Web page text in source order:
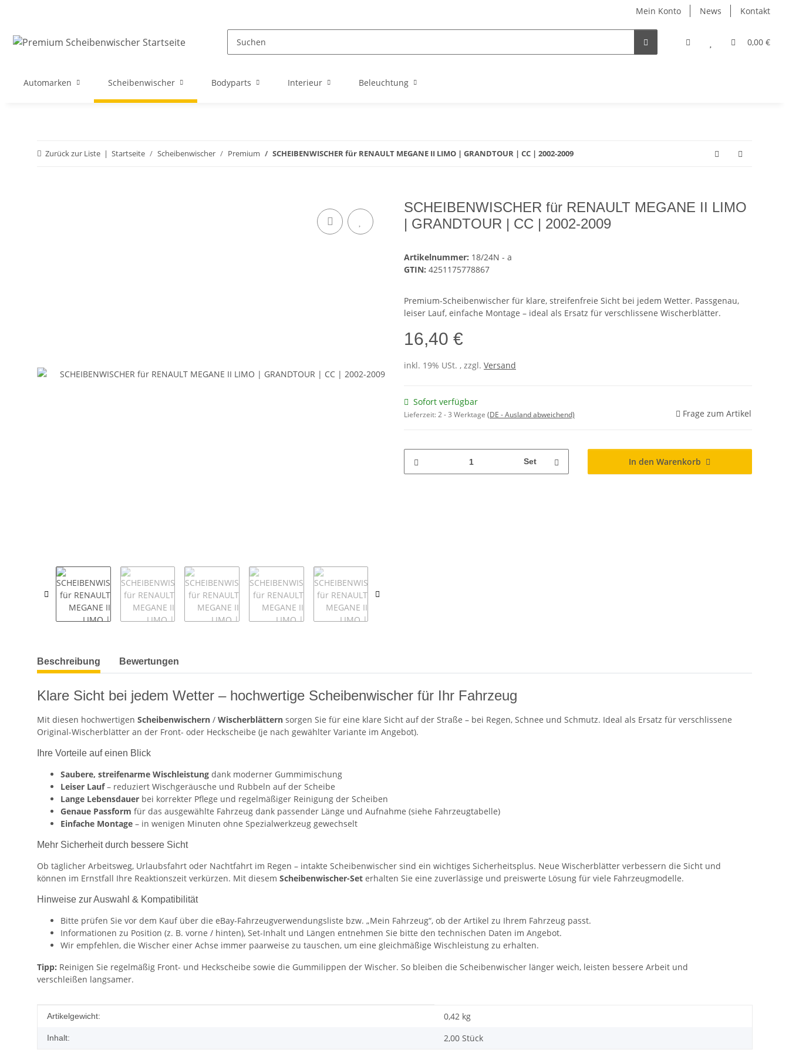
Mein Konto News Kontakt
0,00 €
Automarken Scheibenwischer Bodyparts Interieur Beleuchtung
Zurück zur Liste Startseite Scheibenwischer Premium SCHEIBENWISCHER für RENAULT MEGANE II LIMO | GRANDTOUR | CC | 2002-2009
SCHEIBENWISCHER für RENAULT MEGANE II LIMO
| GRANDTOUR | CC | 2002-2009
Artikelnummer: 18/24N - a
GTIN: 4251175778867
Premium-Scheibenwischer für klare, streifenfreie Sicht bei jedem Wetter. Passgenau,
leiser Lauf, einfache Montage – ideal als Ersatz für verschlissene Wischerblätter.
16,40 €
inkl. 19% USt. , zzgl. Versand
Sofort verfügbar
Lieferzeit:2 - 3 Werktage (DE - Ausland abweichend) Frage zum Artikel
Set In den Warenkorb
weitere Registerkarten anzeigen
Beschreibung Bewertungen
Klare Sicht bei jedem Wetter – hochwertige Scheibenwischer für Ihr Fahrzeug
Mit diesen hochwertigen Scheibenwischern / Wischerblättern sorgen Sie für eine klare Sicht auf der Straße – bei Regen, Schnee und Schmutz. Ideal als Ersatz für verschlissene
Original-Wischerblätter an der Front- oder Heckscheibe (je nach gewählter Variante im Angebot).
Ihre Vorteile auf einen Blick
Saubere, streifenarme Wischleistung dank moderner Gummimischung
Leiser Lauf– reduziert Wischgeräusche und Rubbeln auf der Scheibe
Lange Lebensdauer bei korrekter Pflege und regelmäßiger Reinigung der Scheiben
Genaue Passform für das ausgewählte Fahrzeug dank passender Länge und Aufnahme (siehe Fahrzeugtabelle)
Einfache Montage – in wenigen Minuten ohne Spezialwerkzeug gewechselt
Mehr Sicherheit durch bessere Sicht
Ob täglicher Arbeitsweg, Urlaubsfahrt oder Nachtfahrt im Regen – intakte Scheibenwischer sind ein wichtiges Sicherheitsplus. Neue Wischerblätter verbessern die Sicht und
können im Ernstfall Ihre Reaktionszeit verkürzen. Mit diesem Scheibenwischer-Set erhalten Sie eine zuverlässige und preiswerte Lösung für viele Fahrzeugmodelle.
Hinweise zur Auswahl & Kompatibilität
Bitte prüfen Sie vor dem Kauf über die eBay-Fahrzeugverwendungsliste bzw. „Mein Fahrzeug“, ob der Artikel zu Ihrem Fahrzeug passt.
Informationen zu Position (z. B. vorne / hinten), Set-Inhalt und Längen entnehmen Sie bitte den technischen Daten im Angebot.
Wir empfehlen, die Wischer einer Achse immer paarweise zu tauschen, um eine gleichmäßige Wischleistung zu erhalten.
Tipp: Reinigen Sie regelmäßig Front- und Heckscheibe sowie die Gummilippen der Wischer. So bleiben die Scheibenwischer länger weich, leisten bessere Arbeit und
verschleißen langsamer.
Produkteigenschaft
Wert
Artikelgewicht: 0,42 kg
Inhalt: 2,00 Stück